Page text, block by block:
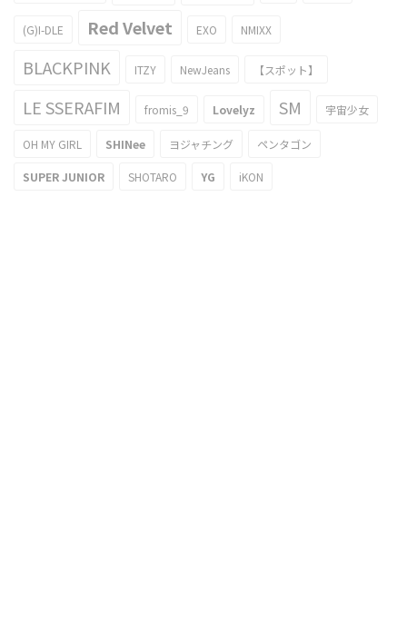
(G)I-DLE Red Velvet EXO NMIXX
BLACKPINK ITZY NewJeans 【スポット】
LE SSERAFIM fromis_9 Lovelyz SM 宇宙少女
OH MY GIRL SHINee ヨジャチング ペンタゴン
SUPER JUNIOR SHOTARO YG iKON